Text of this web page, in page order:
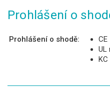
Prohlášení o
Prohlášení o shodě:
CE
UL
KC